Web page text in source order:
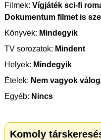
Filmek: Vígjáték sci-fi
Dokumentum filmet is
Könyvek: Mindegyik
TV sorozatok: Mindent
Helyek: Mindegyik
Ételek: Nem vagyok
Egyéb: Nincs
Komoly